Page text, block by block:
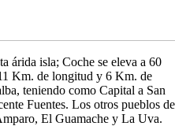
árida isla; Coche se eleva a 60
Km. de longitud y 6 Km. de
teniendo como Capital a San
Fuentes. Los otros pueblos de
El Guamache y La Uva.